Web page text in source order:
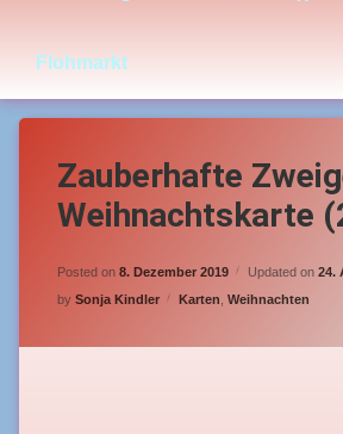
Flohmarkt
Zauberhafte
Weihnachtskarte
Posted on 8. Dezember 2019 Updated on 24.
by Sonja Kindler Categories:
Karten Weihnachten